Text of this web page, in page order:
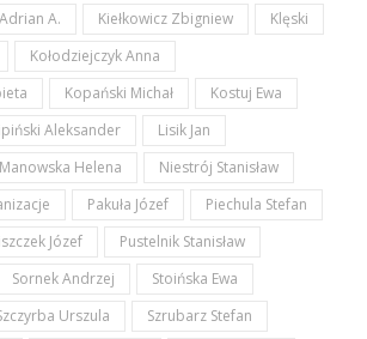
A. Kiełkowicz Zbigniew
Klęski
Kołodziejczyk Anna
Kopański Michał
Kostuj Ewa
Aleksander
Lisik Jan
Manowska Helena
Niestrój Stanisław
Pakuła Józef
Piechula Stefan
Józef
Pustelnik Stanisław
Sornek Andrzej
Stoińska Ewa
Urszula
Szrubarz Stefan